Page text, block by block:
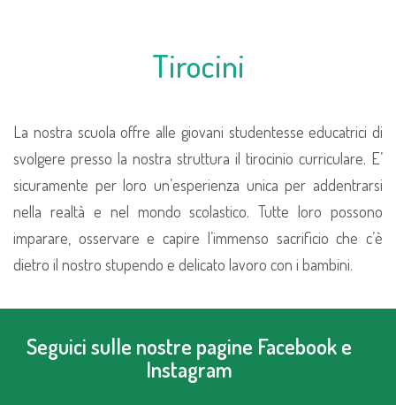
Tirocini
La nostra scuola offre alle giovani studentesse educatrici di
svolgere presso la nostra struttura il tirocinio curriculare. E’
sicuramente per loro un’esperienza unica per addentrarsi
nella realtà e nel mondo scolastico. Tutte loro possono
imparare, osservare e capire l’immenso sacrificio che c’è
dietro il nostro stupendo e delicato lavoro con i bambini.
Seguici sulle nostre pagine Facebook e
Instagram